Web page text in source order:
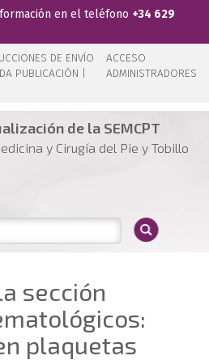
en el teléfono +34 629
DE ENVÍO
PUBLICACIÓN |
ACCESO
ADMINISTRADORES
de la SEMCPT
y Cirugía del Pie y Tobillo
sección
plaquetas